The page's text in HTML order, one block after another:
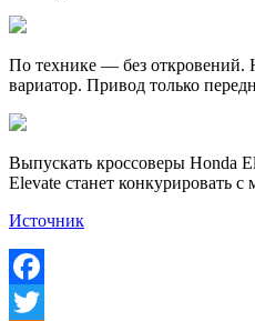
По технике — без откровений.
вариатор. Привод только
Выпускать кроссоверы Honda
Elevate станет конкурировать
Источник
Facebook